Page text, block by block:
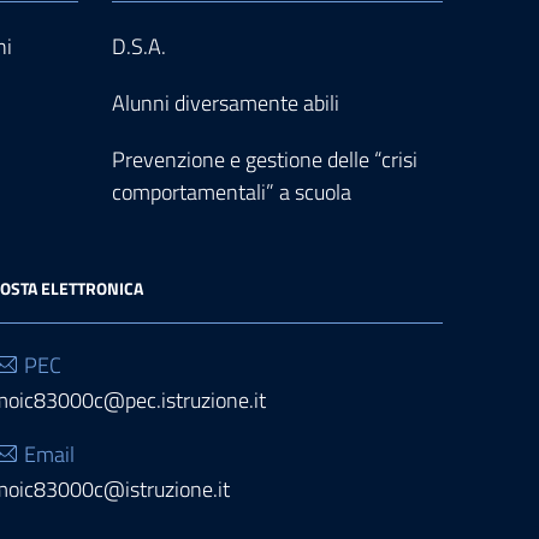
D.S.A.
Alunni diversamente abili
Prevenzione e gestione delle “crisi
comportamentali” a scuola
ELETTRONICA
PEC
Email